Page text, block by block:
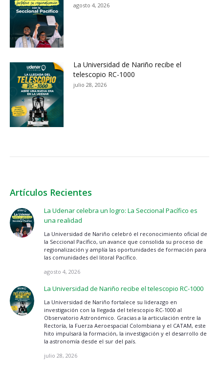
agosto 4, 2026
La Universidad de Nariño recibe el
telescopio RC-1000
julio 28, 2026
Artículos Recientes
La Udenar celebra un logro: La Seccional Pacífico es
una realidad
La Universidad de Nariño celebró el reconocimiento oficial de
la Seccional Pacífico, un avance que consolida su proceso de
regionalización y amplía las oportunidades de formación para
las comunidades del litoral Pacífico.
agosto 4, 2026
La Universidad de Nariño recibe el telescopio RC-1000
La Universidad de Nariño fortalece su liderazgo en
investigación con la llegada del telescopio RC-1000 al
Observatorio Astronómico. Gracias a la articulación entre la
Rectoría, la Fuerza Aeroespacial Colombiana y el CATAM, este
hito impulsará la formación, la investigación y el desarrollo de
la astronomía desde el sur del país.
julio 28, 2026